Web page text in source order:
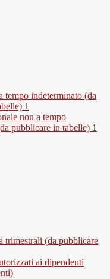
tempo indeterminato (da
1
non a tempo
pubblicare in tabelle) 1
trimestrali (da pubblicare
ai dipendenti